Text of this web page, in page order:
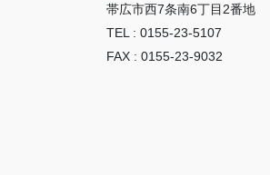
帯広市西7条南6丁目2番地
TEL : 0155-23-5107
FAX : 0155-23-9032